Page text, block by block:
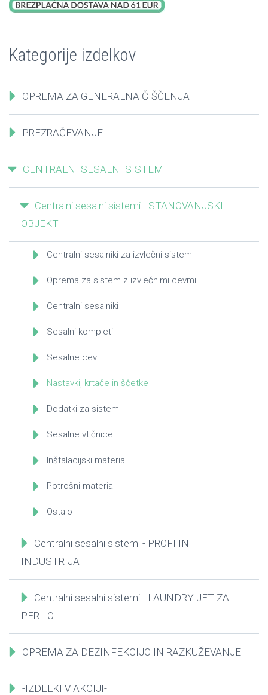
Kategorije izdelkov
OPREMA ZA GENERALNA ČIŠČENJA
PREZRAČEVANJE
CENTRALNI SESALNI SISTEMI
Centralni sesalni sistemi - STANOVANJSKI
OBJEKTI
Centralni sesalniki za izvlečni sistem
Oprema za sistem z izvlečnimi cevmi
Centralni sesalniki
Sesalni kompleti
Sesalne cevi
Nastavki, krtače in ščetke
Dodatki za sistem
Sesalne vtičnice
Inštalacijski material
Potrošni material
Ostalo
Centralni sesalni sistemi - PROFI IN
INDUSTRIJA
Centralni sesalni sistemi - LAUNDRY JET ZA
PERILO
OPREMA ZA DEZINFEKCIJO IN RAZKUŽEVANJE
-IZDELKI V AKCIJI-